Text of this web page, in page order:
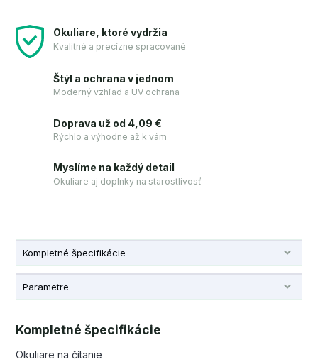
Okuliare, ktoré vydržia
Kvalitné a precízne spracované
Štýl a ochrana v jednom
Moderný vzhľad a UV ochrana
Doprava už od 4,09 €
Rýchlo a výhodne až k vám
Myslíme na každý detail
Okuliare aj doplnky na starostlivosť
Kompletné špecifikácie
Parametre
Kompletné špecifikácie
Okuliare na čítanie